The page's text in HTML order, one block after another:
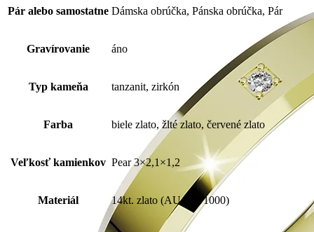
Pár alebo samostatne Dámska obrúčka, Pánska obrúčka, Pár
Gravírovanie áno
Typ kameňa tanzanit, zirkón
Farba biele zlato, žlté zlato, červené zlato
Veľkosť kamienkov Pear 3×2,1×1,2
Materiál 14kt. zlato (AU 585/1000)